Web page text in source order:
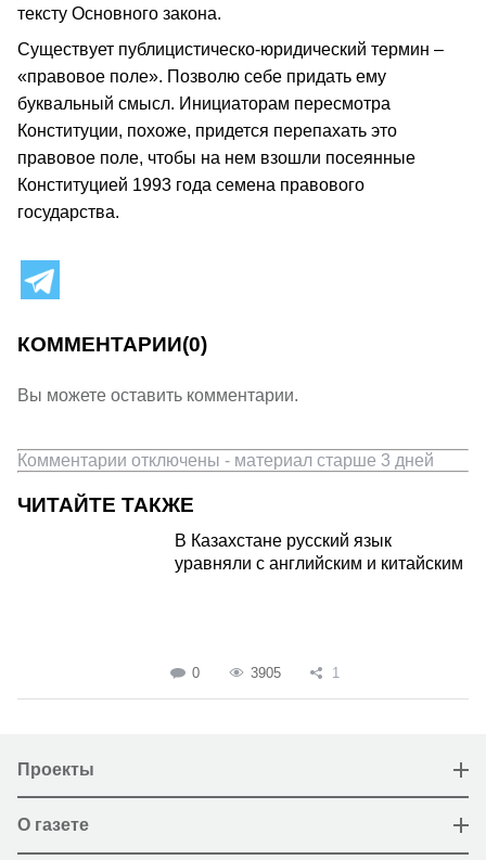
тексту Основного закона.
Существует публицистическо-юридический термин –
«правовое поле». Позволю себе придать ему
буквальный смысл. Инициаторам пересмотра
Конституции, похоже, придется перепахать это
правовое поле, чтобы на нем взошли посеянные
Конституцией 1993 года семена правового
государства.
КОММЕНТАРИИ(0)
Вы можете оставить комментарии.
Комментарии отключены - материал старше 3 дней
ЧИТАЙТЕ ТАКЖЕ
В Казахстане русский язык
уравняли с английским и китайским
0 3905 1
Проекты
О газете